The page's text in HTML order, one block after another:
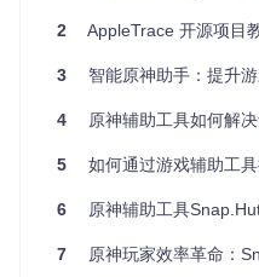
：不同国家的
无需安装：下载后直接运
系统要求低：只需要64位
此外，Catapult 还有未来的
译，改进设置界面，添加更
戏内资源管理功能。
如果你是 Cataclysm 游戏系
的Catapult 版本，开启你的
2 AppleTrace 开源项目
3 智能原神助手：提升
4 原神辅助工具如何解决角色培养
5 如何通过游戏辅助工
6 原神辅助工具Snap.Hutao
7 原神玩家效率革命：